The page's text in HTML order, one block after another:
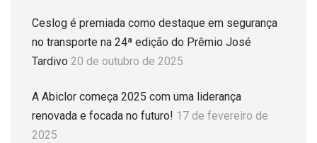
Ceslog é premiada como destaque em segurança
no transporte na 24ª edição do Prêmio José
Tardivo 20 de outubro de 2025
A Abiclor começa 2025 com uma liderança
renovada e focada no futuro! 17 de fevereiro de
2025